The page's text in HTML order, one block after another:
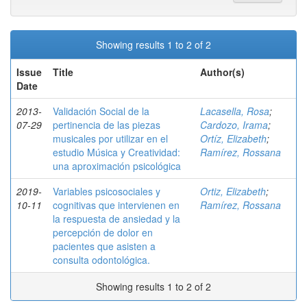
Showing results 1 to 2 of 2
Issue
Date
Title Author(s)
2013-
07-29
Validación Social de la
pertinencia de las piezas
musicales por utilizar en el
estudio Música y Creatividad:
una aproximación psicológica
Lacasella, Rosa;
Cardozo, Irama;
Ortíz, Elizabeth;
Ramírez, Rossana
2019-
10-11
Variables psicosociales y
cognitivas que intervienen en
la respuesta de ansiedad y la
percepción de dolor en
pacientes que asisten a
consulta odontológica.
Ortiz, Elizabeth;
Ramírez, Rossana
Showing results 1 to 2 of 2